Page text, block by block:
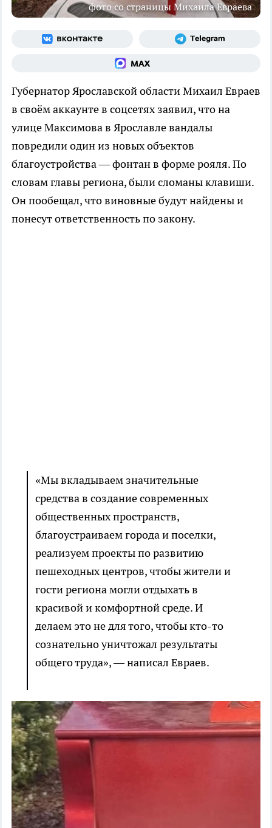
фото со страницы Михаила Евраева
Губернатор Ярославской области Михаил Евраев
в своём аккаунте в соцсетях заявил, что на
улице Максимова в Ярославле вандалы
повредили один из новых объектов
благоустройства — фонтан в форме рояля. По
словам главы региона, были сломаны клавиши.
Он пообещал, что виновные будут найдены и
понесут ответственность по закону.
«Мы вкладываем значительные
средства в создание современных
общественных пространств,
благоустраиваем города и поселки,
реализуем проекты по развитию
пешеходных центров, чтобы жители и
гости региона могли отдыхать в
красивой и комфортной среде. И
делаем это не для того, чтобы кто-то
сознательно уничтожал результаты
общего труда», — написал Евраев.